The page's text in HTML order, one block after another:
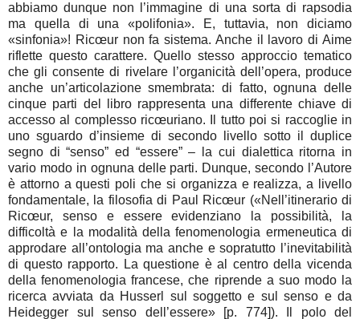
abbiamo dunque non l’immagine di una sorta di rapsodia
ma quella di una «polifonia». E, tuttavia, non diciamo
«sinfonia»! Ricœur non fa sistema. Anche il lavoro di Aime
riflette questo carattere. Quello stesso approccio tematico
che gli consente di rivelare l’organicità dell’opera, produce
anche un’articolazione smembrata: di fatto, ognuna delle
cinque parti del libro rappresenta una differente chiave di
accesso al complesso ricœuriano. Il tutto poi si raccoglie in
uno sguardo d’insieme di secondo livello sotto il duplice
segno di “senso” ed “essere” – la cui dialettica ritorna in
vario modo in ognuna delle parti. Dunque, secondo l’Autore
è attorno a questi poli che si organizza e realizza, a livello
fondamentale, la filosofia di Paul Ricœur («Nell’itinerario di
Ricœur, senso e essere evidenziano la possibilità, la
difficoltà e la modalità della fenomenologia ermeneutica di
approdare all’ontologia ma anche e sopratutto l’inevitabilità
di questo rapporto. La questione è al centro della vicenda
della fenomenologia francese, che riprende a suo modo la
ricerca avviata da Husserl sul soggetto e sul senso e da
Heidegger sul senso dell’essere» [p. 774]). Il polo del